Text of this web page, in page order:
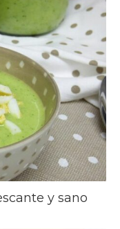
y sano